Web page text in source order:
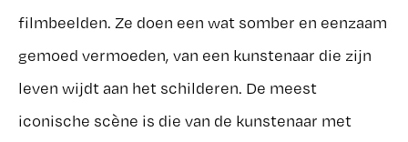
filmbeelden. Ze doen een wat somber en eenzaam
gemoed vermoeden, van een kunstenaar die zijn
leven wijdt aan het schilderen. De meest
iconische scène is die van de kunstenaar met